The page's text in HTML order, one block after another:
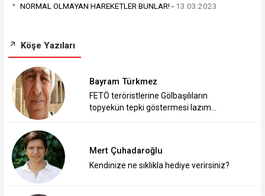
NORMAL OLMAYAN HAREKETLER BUNLAR! - 13.03.2023
Köşe Yazıları
Bayram Türkmez
FETÖ teröristlerine Gölbaşılıların
topyekün tepki göstermesi lazım…
Mert Çuhadaroğlu
Kendinize ne sıklıkla hediye verirsiniz?